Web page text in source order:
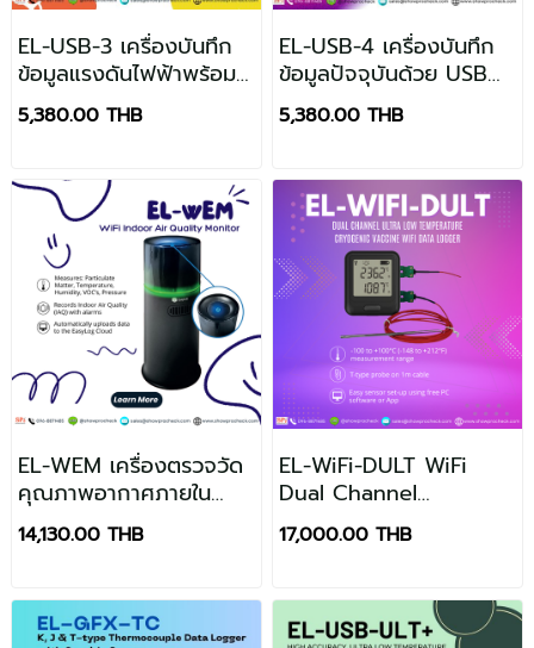
EL-USB-3 เครื่องบันทึก
ข้อมูลแรงดันไฟฟ้าพร้อม
USB
5,380.00 THB
EL-USB-4 เครื่องบันทึก
ข้อมูลปัจจุบันด้วย USB
EasyLog
5,380.00 THB
EL-WEM เครื่องตรวจวัด
คุณภาพอากาศภายใน
อาคาร
14,130.00 THB
EL-WiFi-DULT WiFi
Dual Channel
Cryogenic Vaccine
Data Logger พร้อม
17,000.00 THB